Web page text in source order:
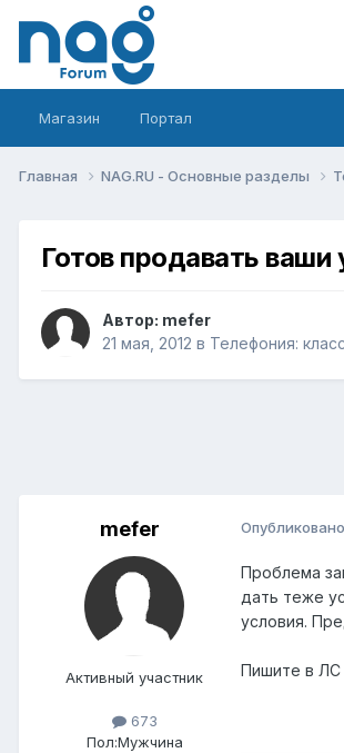
Магазин Портал
Главная NAG.RU - Основные разделы
Готов продавать ваши
Автор: mefer
21 мая, 2012 в Телефония:
mefer
Активный участник
673
Пол:Мужчина
Опубликовано
Проблема
дать теже
условия.
Пишите в ЛС